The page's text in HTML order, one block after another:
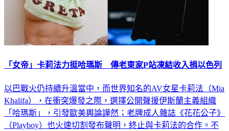
「女帝」卡莉法力挺哈瑪斯 傳老東家P站凍結收入捐以色列
以巴戰火仍持續升溫當中，而世界知名的AV女星卡莉法（Mia
Khalifa），在衝突爆發之際，選擇公開聲援伊斯蘭主義組織
「哈瑪斯」，引發歐美輿論譁然；老牌成人雜誌《花花公子》
（Playboy）也火速切割發布聲明，終止與卡莉法的合作。不